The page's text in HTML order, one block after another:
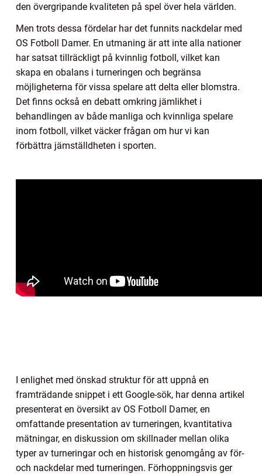
den övergripande kvaliteten på spel över hela världen.
Men trots dessa fördelar har det funnits nackdelar med
OS Fotboll Damer. En utmaning är att inte alla nationer
har satsat tillräckligt på kvinnlig fotboll, vilket kan
skapa en obalans i turneringen och begränsa
möjligheterna för vissa spelare att delta eller blomstra.
Det finns också en debatt omkring jämlikhet i
behandlingen av både manliga och kvinnliga spelare
inom fotboll, vilket väcker frågan om hur vi kan
förbättra jämställdheten i sporten.
I enlighet med önskad struktur för att uppnå en
framträdande snippet i ett Google-sök, har denna artikel
presenterat en översikt av OS Fotboll Damer, en
omfattande presentation av turneringen, kvantitativa
mätningar, en diskussion om skillnader mellan olika
typer av turneringar och en historisk genomgång av för-
och nackdelar med turneringen. Förhoppningsvis ger